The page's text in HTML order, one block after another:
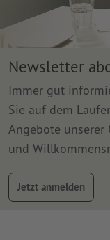
Newsletter
Immer gut
Sie auf dem
Angebote unserer
und
Jetzt anmelden